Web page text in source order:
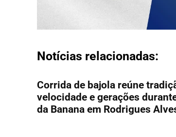
Notícias relacionadas:
Corrida de bajola reúne
velocidade e gerações
da Banana em Rodrigues